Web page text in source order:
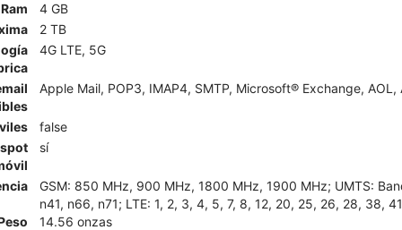
Ram
4 GB
2 TB
4G LTE, 5G
Apple Mail, POP3, IMAP4, SMTP, Microsoft® Exchange, AOL,
false
sí
GSM: 850 MHz, 900 MHz, 1800 MHz, 1900 MHz; UMTS:
n41, n66, n71; LTE: 1, 2, 3, 4, 5, 7, 8, 12, 20, 25, 26, 28, 38,
14.56 onzas